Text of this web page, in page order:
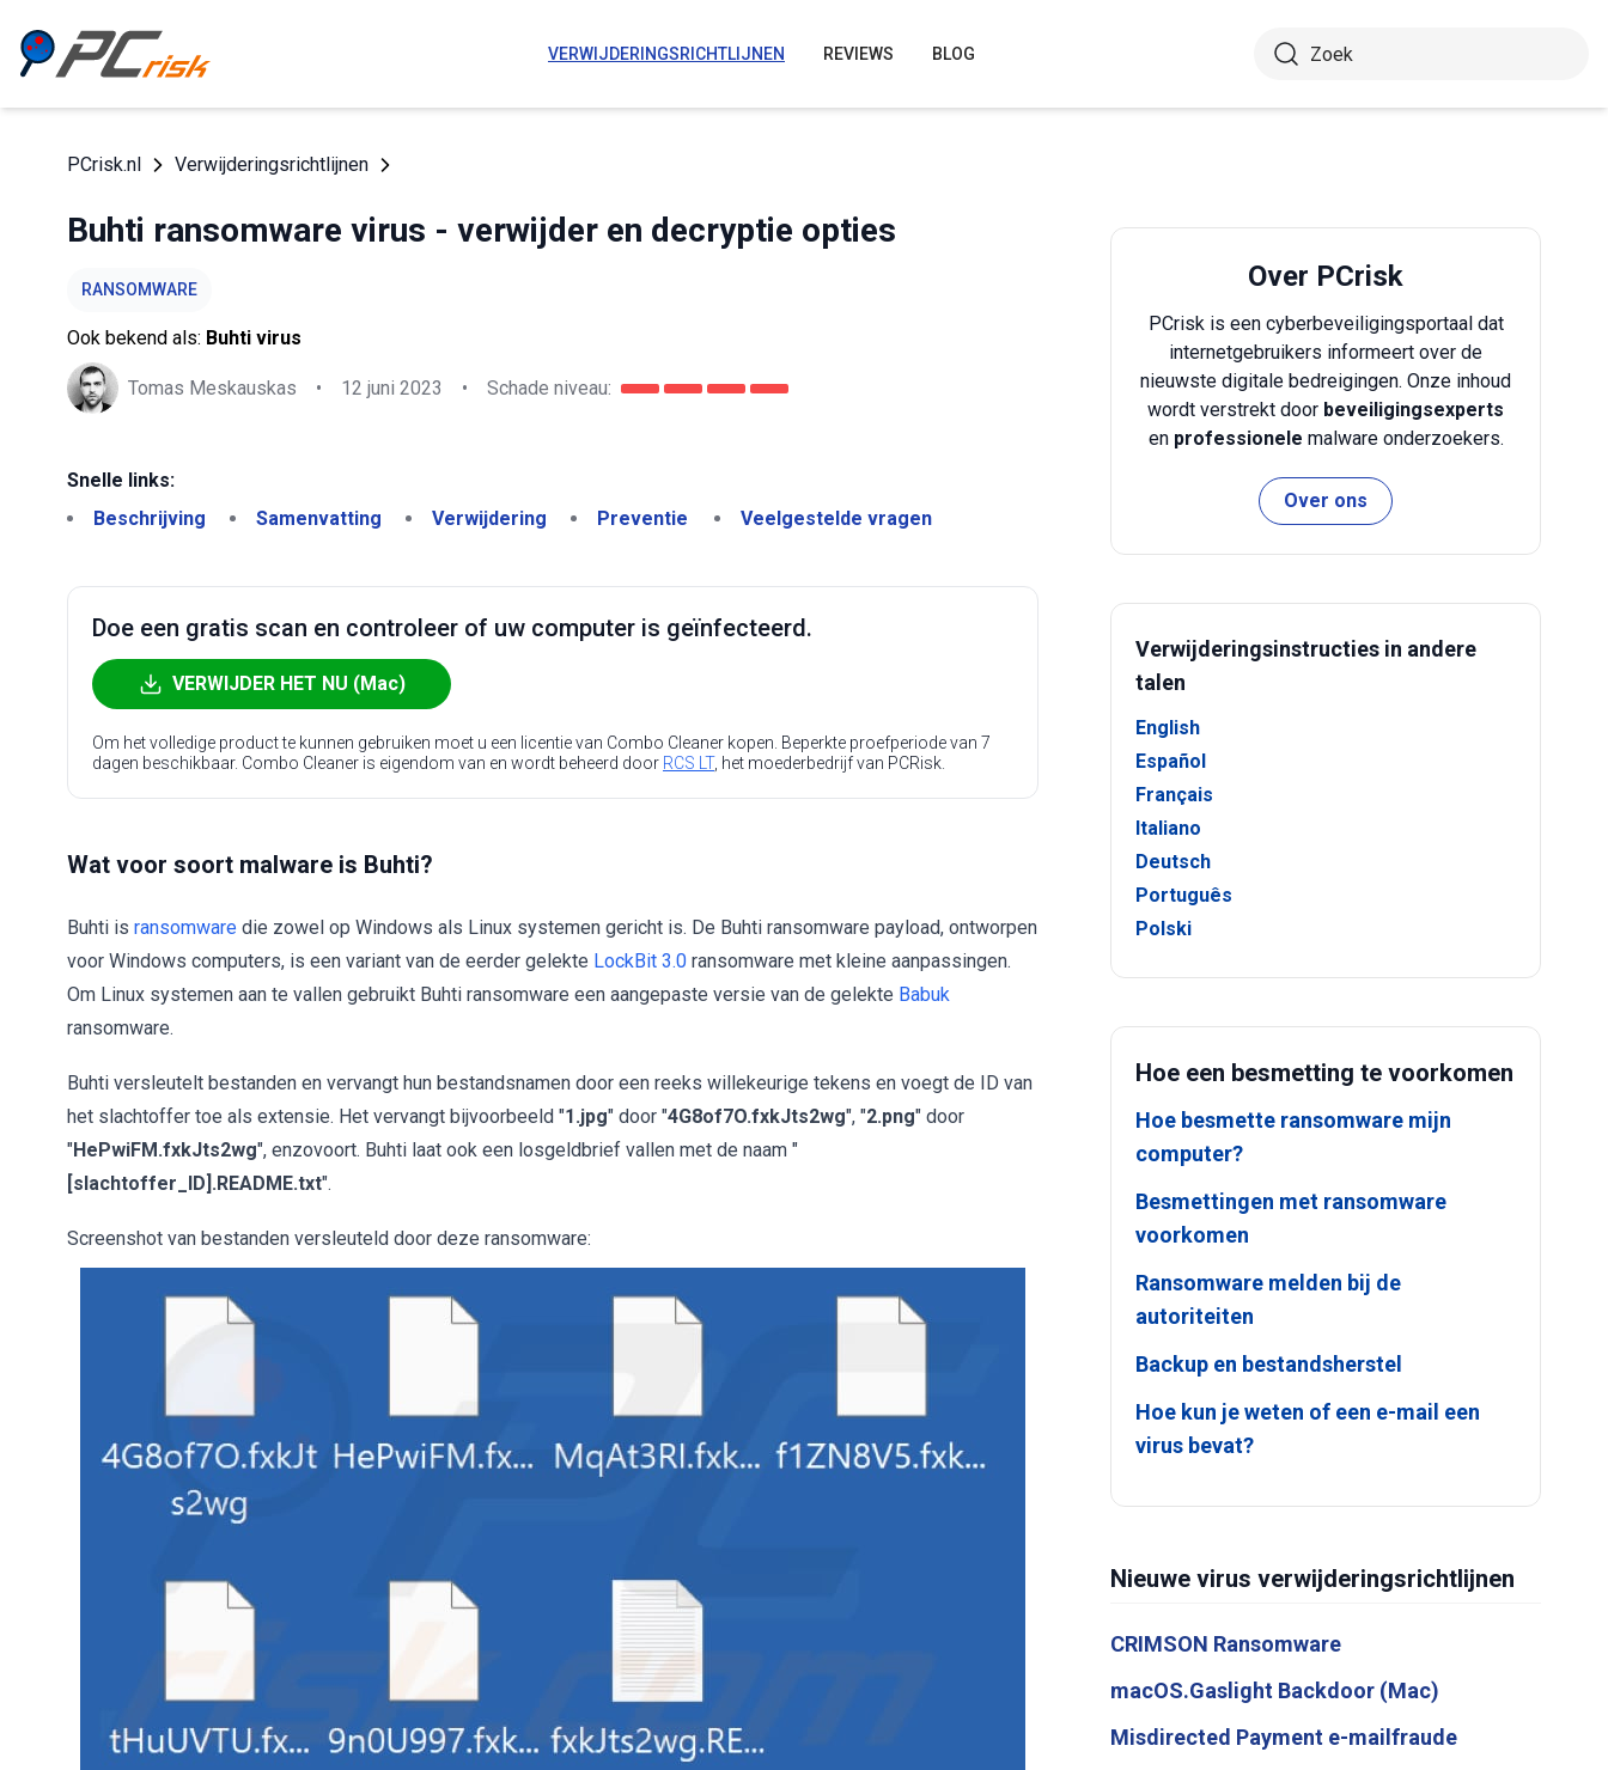
VERWIJDERINGSRICHTLIJNEN REVIEWS BLOG
PCrisk.nl Verwijderingsrichtlijnen
Buhti ransomware virus - verwijder en decryptie opties
RANSOMWARE
Ook bekend als: Buhti virus
Tomas Meskauskas • 12 juni 2023 • Schade niveau:
Snelle links:
Beschrijving
Samenvatting Verwijdering Preventie Veelgestelde vragen
Doe een gratis scan en controleer of uw computer is geïnfecteerd.
VERWIJDER HET NU (Mac)
Om het volledige product te kunnen gebruiken moet u een licentie van Combo Cleaner kopen. Beperkte proefperiode van 7
dagen beschikbaar. Combo Cleaner is eigendom van en wordt beheerd door RCS LT, het moederbedrijf van PCRisk.
Wat voor soort malware is Buhti?
Buhti is ransomware die zowel op Windows als Linux systemen gericht is. De Buhti ransomware payload, ontworpen
voor Windows computers, is een variant van de eerder gelekte LockBit 3.0 ransomware met kleine aanpassingen.
Om Linux systemen aan te vallen gebruikt Buhti ransomware een aangepaste versie van de gelekte Babuk
ransomware.
Buhti versleutelt bestanden en vervangt hun bestandsnamen door een reeks willekeurige tekens en voegt de ID van
het slachtoffer toe als extensie. Het vervangt bijvoorbeeld "1.jpg" door "4G8of7O.fxkJts2wg", "2.png" door
"HePwiFM.fxkJts2wg", enzovoort. Buhti laat ook een losgeldbrief vallen met de naam "
[slachtoffer_ID].README.txt".
Screenshot van bestanden versleuteld door deze ransomware:
Over PCrisk
PCrisk is een cyberbeveiligingsportaal dat
internetgebruikers informeert over de
nieuwste digitale bedreigingen. Onze inhoud
wordt verstrekt door beveiligingsexperts
en professionele malware onderzoekers.
Over ons
Verwijderingsinstructies in andere
talen
English
Español
Français
Italiano
Deutsch
Português
Polski
Hoe een besmetting te voorkomen
Hoe besmette ransomware mijn
computer?
Besmettingen met ransomware
voorkomen
Ransomware melden bij de
autoriteiten
Backup en bestandsherstel
Hoe kun je weten of een e-mail een
virus bevat?
Nieuwe virus verwijderingsrichtlijnen
CRIMSON Ransomware
macOS.Gaslight Backdoor (Mac)
Misdirected Payment e-mailfraude